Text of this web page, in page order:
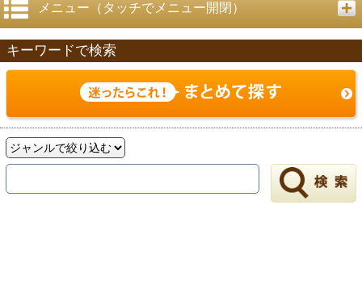
戻る
メニュー（タッチでメニュー開閉）
キーワードで検索